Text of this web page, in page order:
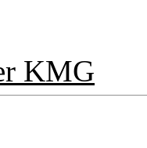
KMG